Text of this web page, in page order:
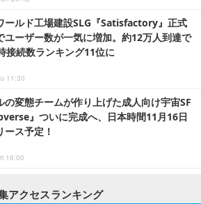
ールド工場建設SLG『Satisfactory』正式
ユーザー数が一気に増加。約12万人到達で
接続数ランキング11位に
11:30
の変態チームが作り上げた成人向け宇宙SF
』ついに完成へ、日本時間11月16日
ース予定！
16:00
アクセスランキング